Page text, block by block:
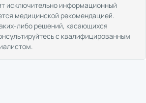
исключительно информационный
медицинской рекомендацией.
либо решений, касающихся
с квалифицированным
чего ожидать во время приема. Поймите
Узнайте, как получить медицинскую